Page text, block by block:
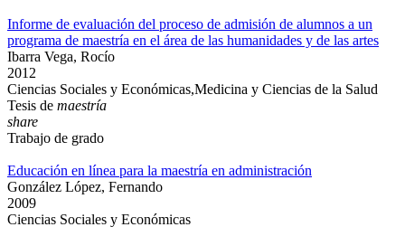
Informe de evaluación del proceso de admisión de alumnos a un
programa de maestría en el área de las humanidades y de las artes
Ibarra Vega, Rocío
2012
Ciencias Sociales y Económicas,Medicina y Ciencias de la Salud
Tesis de maestría
share
Trabajo de grado
Educación en línea para la maestría en administración
González López, Fernando
2009
Ciencias Sociales y Económicas